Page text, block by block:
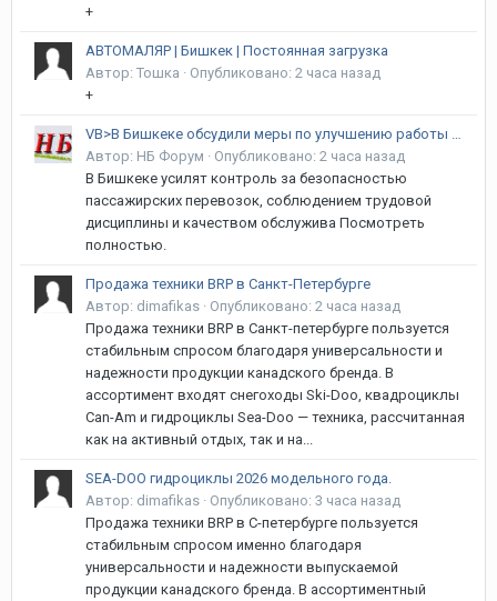
+
АВТОМАЛЯР | Бишкек | Постоянная загрузка
Автор: Тошка · Опубликовано: 2 часа назад
+
VB>В Бишкеке обсудили меры по улучшению работы муниципального транспорта
Автор: НБ Форум · Опубликовано: 2 часа назад
В Бишкеке усилят контроль за безопасностью
пассажирских перевозок, соблюдением трудовой
дисциплины и качеством обслужива Посмотреть
полностью.
Продажа техники BRP в Санкт-Петербурге
Автор: dimafikas · Опубликовано: 2 часа назад
Продажа техники BRP в Санкт-петербурге пользуется
стабильным спросом благодаря универсальности и
надежности продукции канадского бренда. В
ассортимент входят снегоходы Ski-Doo, квадроциклы
Can-Am и гидроциклы Sea-Doo — техника, рассчитанная
как на активный отдых, так и на...
SEA-DOO гидроциклы 2026 модельного года.
Автор: dimafikas · Опубликовано: 3 часа назад
Продажа техники BRP в С-петербурге пользуется
стабильным спросом именно благодаря
универсальности и надежности выпускаемой
продукции канадского бренда. В ассортиментный